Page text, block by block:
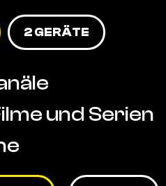
2 GERÄTE
und Serien